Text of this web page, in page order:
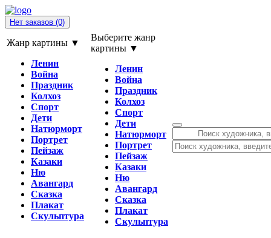
Нет заказов (0)
Жанр картины ▼
Ленин
Война
Праздник
Колхоз
Спорт
Дети
Натюрморт
Портрет
Пейзаж
Казаки
Ню
Авангард
Сказка
Плакат
Скульптура
Выберите жанр
картины ▼
Ленин
Война
Праздник
Колхоз
Спорт
Дети
Натюрморт
Портрет
Пейзаж
Казаки
Ню
Авангард
Сказка
Плакат
Скульптура